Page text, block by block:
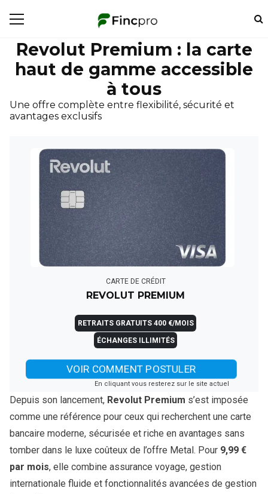
Revolut Premium : la carte
haut de gamme accessible
à tous
Une offre complète entre flexibilité, sécurité et
avantages exclusifs
CARTE DE CRÉDIT
REVOLUT PREMIUM
RETRAITS GRATUITS 400 €/MOIS
ÉCHANGES ILLIMITÉS
VOIR COMMENT POSTULER
En cliquant vous resterez sur le site actuel
Depuis son lancement, Revolut Premium s’est imposée
comme une référence pour ceux qui recherchent une carte
bancaire moderne, sécurisée et riche en avantages sans
tomber dans le luxe coûteux de l’offre Metal. Pour 9,99 €
par mois, elle combine assurance voyage, gestion
internationale fluide et fonctionnalités avancées de gestion